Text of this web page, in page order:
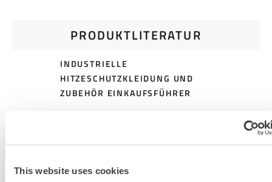
This website uses cookies
PRODUKTLITERATUR
INDUSTRIELLE
HITZESCHUTZKLEIDUNG UND
ZUBEHÖR EINKAUFSFÜHRER